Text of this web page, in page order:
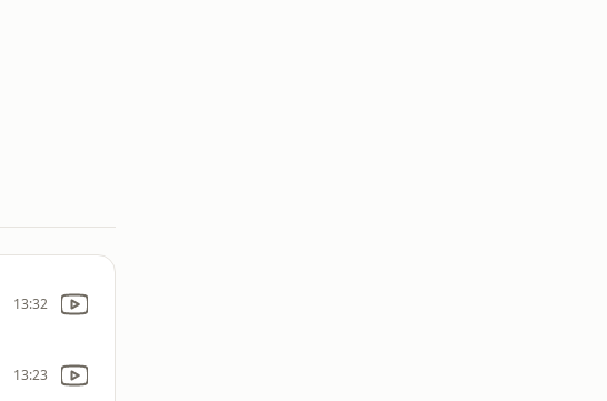
13:32
13:23